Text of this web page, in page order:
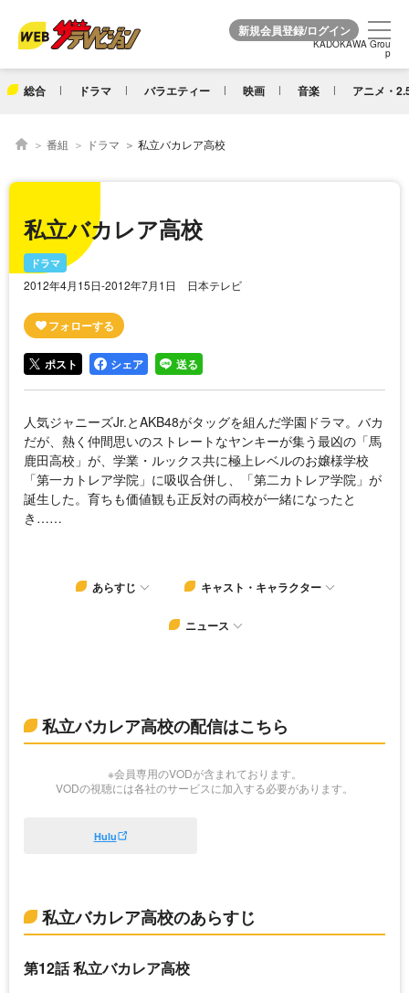
KADOKAWA Grou
p
総合 ドラマ バラエティー 映画 音楽 アニメ・
KADOKAWA Grou
p
番組 ドラマ 私立バカレア高校
私立バカレア高校
ドラマ
2012年4月15日-2012年7月1日 日本テレビ
ポスト シェア 送る
人気ジャニーズJr.とAKB48がタッグを組んだ学園ドラマ。バカ
だが、熱く仲間思いのストレートなヤンキーが集う最凶の「馬
鹿田高校」が、学業・ルックス共に極上レベルのお嬢様学校
「第一カトレア学院」に吸収合併し、「第二カトレア学院」が
誕生した。育ちも価値観も正反対の両校が一緒になったと
き……
あらすじ キャスト・キャラクター
ニュース
私立バカレア高校の配信はこちら
※会員専用のVODが含まれております。
VODの視聴には各社のサービスに加入する必要があります。
Hulu
私立バカレア高校のあらすじ
第12話 私立バカレア高校